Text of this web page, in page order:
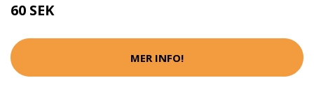
60 SEK
MER INFO!